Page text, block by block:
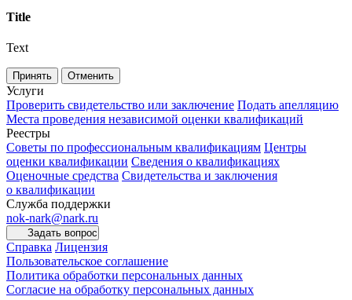
Title
Text
Принять Отменить
Услуги
Проверить свидетельство или заключение Подать апелляцию
Места проведения независимой оценки квалификаций
Реестры
Советы по профессиональным квалификациям Центры
оценки квалификации Сведения о квалификациях
Оценочные средства Свидетельства и заключения
о квалификации
Служба поддержки
nok-nark@nark.ru
Задать вопрос
Справка Лицензия
Пользовательское соглашение
Политика обработки персональных данных
Согласие на обработку персональных данных